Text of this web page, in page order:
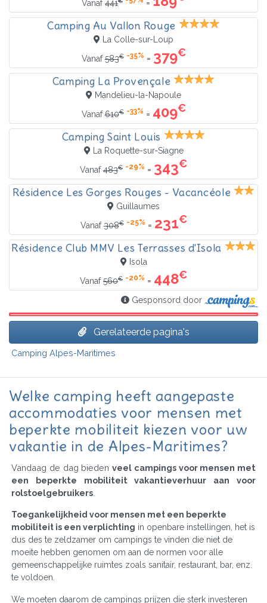
Vanaf 441 =
Camping Au Vallon Rouge
La Colle-sur-Loup
Vanaf583€ -35% = 379€
Camping La Provençale
Mandelieu-la-Napoule
Vanaf610€ -33% = 409€
Camping Saint Louis
La Roquette-sur-Siagne
Vanaf483€ -29% = 343€
Résidence Les Gorges Rouges - Vacancéole
Guillaumes
Vanaf308€ -25% = 231€
Résidence Club MMV Les Terrasses d'Isola
Isola
Vanaf560€ -20% = 448€
Gesponsord door
Gerelateerde pagina's
Camping Alpes-Maritimes
Welke camping heeft aangepaste
accommodaties voor mensen met
beperkte mobiliteit kiezen voor uw
vakantie in de Alpes-Maritimes?
Vandaag de dag bieden veel campings voor mensen met
een beperkte mobiliteit vakantieverhuur aan voor
rolstoelgebruikers
Toegankelijkheid voor mensen met een beperkte
mobiliteit is een verplichting in openbare instellingen, het is
dus des te zeldzamer om campings te vinden die niet de
moeite hebben genomen om aan de normen voor alle
gemeenschappelijke ruimtes zoals sanitair, restaurant, bar, enz.
te voldoen.
We moeten daarom de campings prijzen die sterk investeren